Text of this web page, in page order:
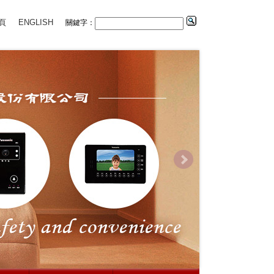
ENGLISH 關鍵字：